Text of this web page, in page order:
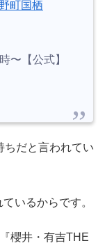
町国栖
〜【公式】
ちだと言われてい
いるからです。
櫻井・有吉THE